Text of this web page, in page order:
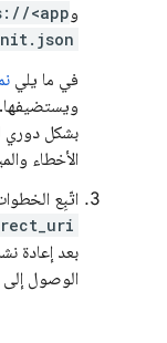
و<app
في ما يلي
ويستضيفها.
بشكل دوري
الأخطاء
اتّبِع
بعد إعادة
الوصول